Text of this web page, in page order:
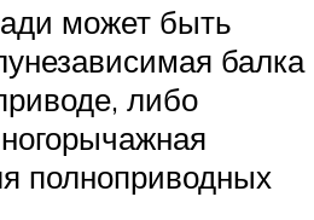
может быть
балка
либо
полноприводных